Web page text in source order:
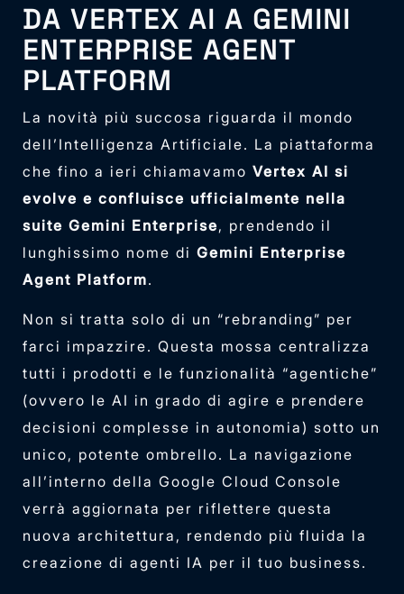
DA VERTEX AI A GEMINI
ENTERPRISE AGENT
PLATFORM
La novità più succosa riguarda il mondo
dell’Intelligenza Artificiale. La piattaforma
che fino a ieri chiamavamo Vertex AI si
evolve e confluisce ufficialmente nella
suite Gemini Enterprise, prendendo il
lunghissimo nome di Gemini Enterprise
Agent Platform.
Non si tratta solo di un “rebranding” per
farci impazzire. Questa mossa centralizza
tutti i prodotti e le funzionalità “agentiche”
(ovvero le AI in grado di agire e prendere
decisioni complesse in autonomia) sotto un
unico, potente ombrello. La navigazione
all’interno della Google Cloud Console
verrà aggiornata per riflettere questa
nuova architettura, rendendo più fluida la
creazione di agenti IA per il tuo business.